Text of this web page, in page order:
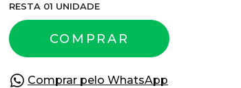
RESTA 01 UNIDADE
COMPRAR
Comprar pelo WhatsApp